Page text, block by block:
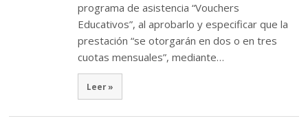
programa de asistencia “Vouchers
Educativos”, al aprobarlo y especificar que la
prestación “se otorgarán en dos o en tres
cuotas mensuales”, mediante…
Leer »